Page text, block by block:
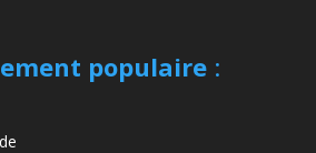
populaire: